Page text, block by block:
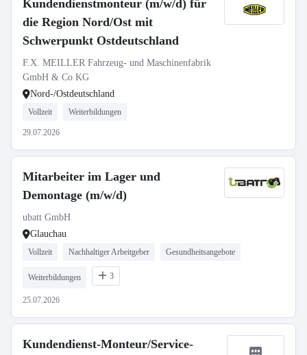
Kundendienstmonteur (m/w/d) für
die Region Nord/Ost mit
Schwerpunkt Ostdeutschland
F.X. MEILLER Fahrzeug- und Maschinenfabrik
GmbH & Co KG
Nord-/Ostdeutschland
Vollzeit Weiterbildungen
29.07.2026
Mitarbeiter im Lager und
Demontage (m/w/d)
ubatt GmbH
Glauchau
Vollzeit Nachhaltiger Arbeitgeber Gesundheitsangebote
Weiterbildungen 3
25.07.2026
Kundendienst-Monteur/Service-